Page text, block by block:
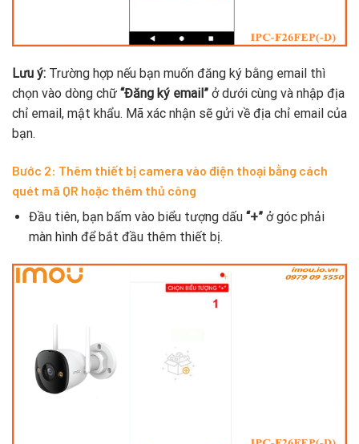
Lưu ý: Trường hợp nếu bạn muốn đăng ký bằng email thì
chọn vào dòng chữ “Đăng ký email” ở dưới cùng và nhập địa
chỉ email, mật khẩu. Mã xác nhận sẽ gửi về địa chỉ email của
bạn.
Bước 2: Thêm thiết bị camera vào điện thoại bằng cách
quét mã QR hoặc thêm thủ công
Đầu tiên, bạn bấm vào biểu tượng dấu “+”ở góc phải
màn hình để bắt đầu thêm thiết bị.